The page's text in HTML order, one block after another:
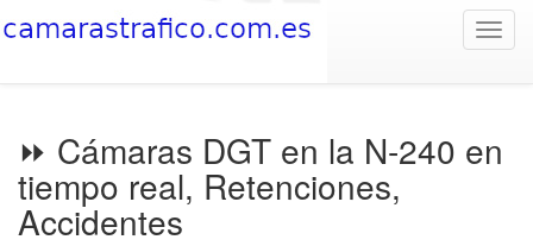
⏩ Cámaras DGT en la N-240 en
tiempo real, Retenciones,
Accidentes